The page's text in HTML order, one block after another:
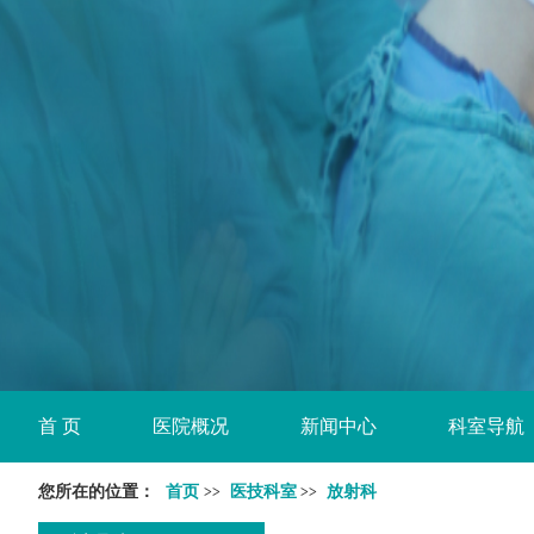
首 页 医院概况 新闻中心 科室导航
您所在的位置： 首页 >> 医技科室 >> 放射科